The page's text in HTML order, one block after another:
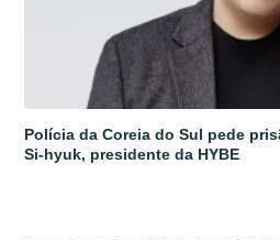
Polícia da Coreia do Sul pede
Si-hyuk, presidente da HYBE